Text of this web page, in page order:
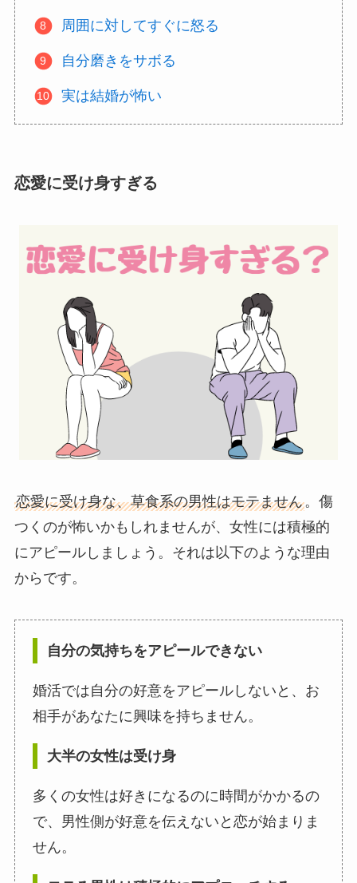
周囲に対してすぐに怒る
自分磨きをサボる
実は結婚が怖い
恋愛に受け身すぎる
恋愛に受け身な、草食系の男性はモテません。傷
つくのが怖いかもしれませんが、女性には積極的
にアピールしましょう。それは以下のような理由
からです。
自分の気持ちをアピールできない
婚活では自分の好意をアピールしないと、お
相手があなたに興味を持ちません。
大半の女性は受け身
多くの女性は好きになるのに時間がかかるの
で、男性側が好意を伝えないと恋が始まりま
せん。